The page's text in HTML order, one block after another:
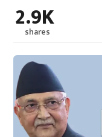
2.9K
shares